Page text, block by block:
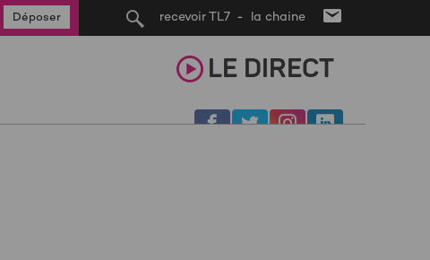
recevoir TL7 - la chaine
Déposer
LE DIRECT